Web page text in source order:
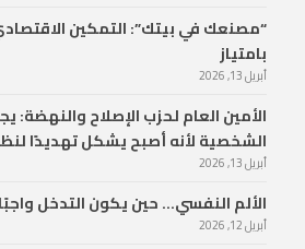
“مصنعك في بيتك”: التمكين
بامتياز
أبريل 13, 2026
الأمين العام لحزب الإصلاح والنهضة:
الشخصية لأنه أصبح يشكل تهديدًا
أبريل 13, 2026
الألم النفسي… حين يكون التدخل
أبريل 12, 2026